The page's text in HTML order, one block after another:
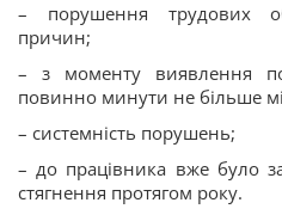
– порушення трудових
причин;
– з моменту виявлення
повинно минути не більше
– системність порушень;
– до працівника вже було
стягнення протягом року.